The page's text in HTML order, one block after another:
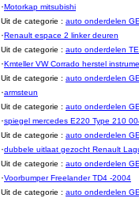
·Motorkap mitsubishi
Uit de categorie : auto onderdelen
·Renault espace 2 linker deuren
Uit de categorie : auto onderdelen
·Kmteller VW Corrado herstel
Uit de categorie : auto onderdelen
·armsteun
Uit de categorie : auto onderdelen
·spiegel mercedes E220 Type 210
Uit de categorie : auto onderdelen
·dubbele uitlaat gezocht Renault
Uit de categorie : auto onderdelen
·Voorbumper Freelander TD4 -2004
Uit de categorie : auto onderdelen